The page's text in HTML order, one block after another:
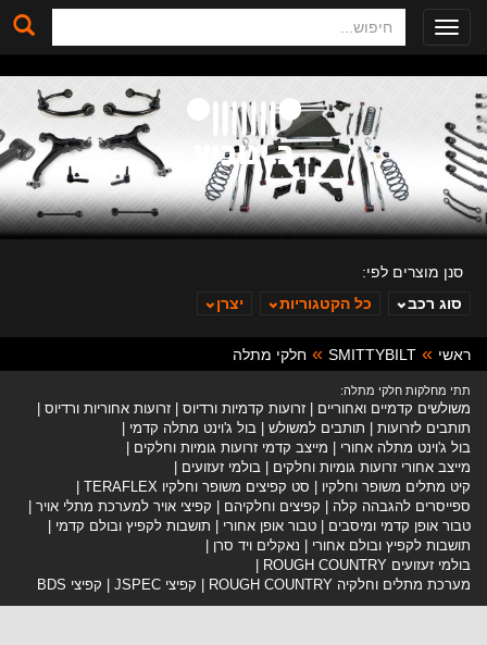
Toggle
navigation
ב. ינוביץ
סנן מוצרים לפי:
סוג רכב
כל הקטגוריות יצרן
ראשי SMITTYBILT חלקי מתלה
תתי מחלקות חלקי מתלה:
משולשים קדמיים ואחוריים זרועות קדמיות ורדיוס
זרועות אחוריות ורדיוס
תותבים לזרועות
תותבים למשולש
בול ג'וינט מתלה קדמי
בול ג'וינט מתלה אחורי
מייצב קדמי זרועות גומיות וחלקים
מייצב אחורי זרועות גומיות וחלקים
בולמי זעזועים
קיט מתלים משופר וחלקיו
סט קפיצים משופר וחלקיו TERAFLEX
ספייסרים להגבהה קלה
קפיצים וחלקיהם
קפיצי אויר למערכת מתלי אויר
טבור אופן קדמי ומיסבים
טבור אופן אחורי
תושבות לקפיץ ובולם קדמי
תושבות לקפיץ ובולם אחורי
נאקלים ויד סרן
בולמי זעזועים ROUGH COUNTRY
מערכת מתלים וחלקיה ROUGH COUNTRY
קפיצי JSPEC קפיצי BDS